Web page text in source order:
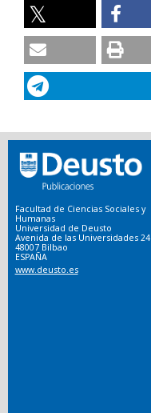
Facultad de Ciencias Sociales y
Humanas
Universidad de Deusto
Avenida de las Universidades 24
48007 Bilbao
ESPAÑA
www.deusto.es